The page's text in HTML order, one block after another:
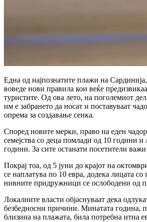
Една од најпознатите плажи на
воведе нови правила кои веќе
туристите. Од ова лето, на поголемиот
им е забрането да носат и поставуваат
опрема за создавање сенка.
Според новите мерки, право на еден
семејства со деца помлади од 10 години
години. За сите останати посетители
Покрај тоа, од 5 јуни до крајот на
се наплатува по 10 евра, додека лицата со
нивните придружници се ослободени од
Локалните власти објаснуваат дека
безбедносни причини. Минатата година,
близина на плажата, била потребна итна